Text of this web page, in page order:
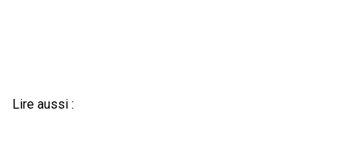
Lire aussi :